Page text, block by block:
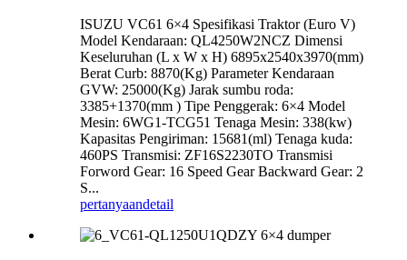
ISUZU VC61 6×4 Spesifikasi Traktor (Euro V)
Model Kendaraan: QL4250W2NCZ Dimensi
Keseluruhan (L x W x H) 6895x2540x3970(mm)
Berat Curb: 8870(Kg) Parameter Kendaraan
GVW: 25000(Kg) Jarak sumbu roda:
3385+1370(mm ) Tipe Penggerak: 6×4 Model
Mesin: 6WG1-TCG51 Tenaga Mesin: 338(kw)
Kapasitas Pengiriman: 15681(ml) Tenaga kuda:
460PS Transmisi: ZF16S2230TO Transmisi
Forword Gear: 16 Speed ​​Gear Backward Gear: 2
S...
pertanyaandetail